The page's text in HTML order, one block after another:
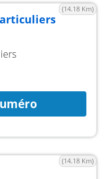
(14.18 Km)
(14.18 Km)